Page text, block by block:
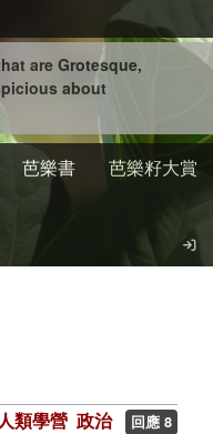
are Grotesque,
about
芭樂書
芭樂籽大賞
人類學營 政治 回應 8